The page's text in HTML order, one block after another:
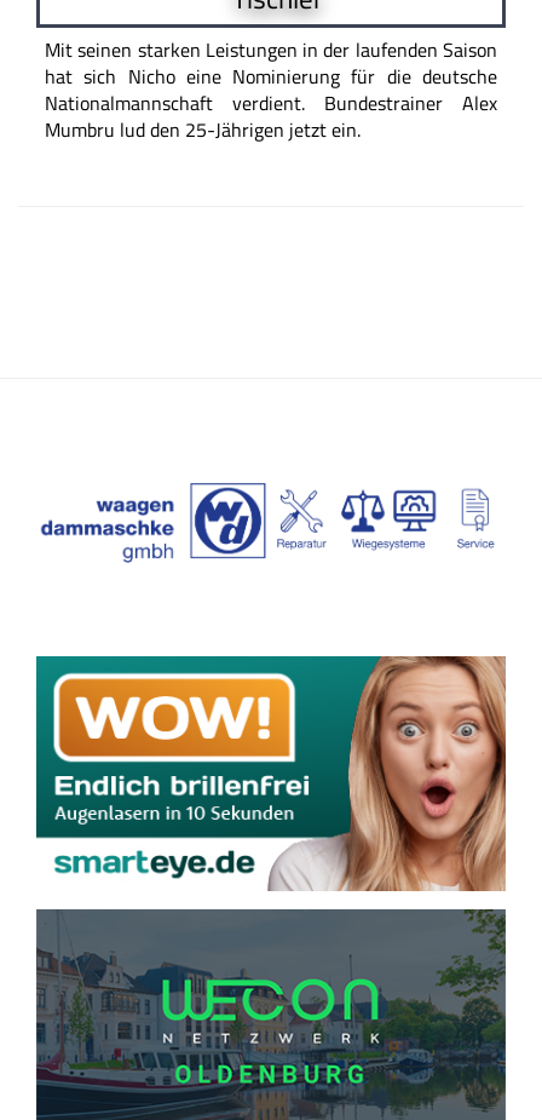
Mit seinen starken Leistungen in der laufenden Saison
hat sich Nicho eine Nominierung für die deutsche
Nationalmannschaft verdient. Bundestrainer Alex
Mumbru lud den 25-Jährigen jetzt ein.